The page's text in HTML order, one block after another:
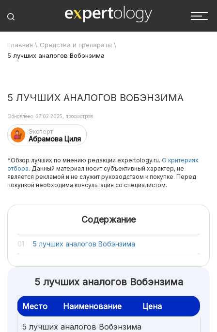
Главная \ Средства и препараты \
5 лучших аналогов Вобэнзима
5 ЛУЧШИХ АНАЛОГОВ ВОБЭНЗИМА
Эксперт
Абрамова Циля
Обновлено: 27.02.2025, просмотров:
*Обзор лучших по мнению редакции expertology.ru. О критериях
отбора. Данный материал носит субъективный характер, не
является рекламой и не служит руководством к покупке. Перед
покупкой необходима консультация со специалистом.
Содержание
5 лучших аналогов Вобэнзима
5 лучших аналогов Вобэнзима
Место Наименование Цена
5 лучших аналогов Вобэнзима